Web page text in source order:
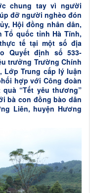
chung tay vì người
đỡ người nghèo đón
Hội đồng nhân dân,
Tổ quốc tỉnh Hà Tĩnh,
tế tại một số địa
Quyết định số 533-
trưởng Trường Chính
Lớp Trung cấp lý luận
hợp với Công đoàn
“Tết yêu thương”
bà con đồng bào dân
Liên, huyện Hương